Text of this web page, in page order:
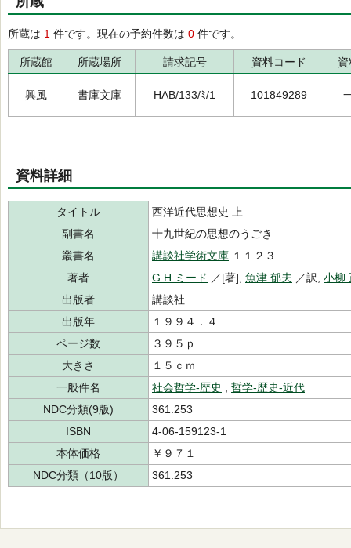
所蔵は 1 件です。現在の予約件数は 0 件です。
所蔵館 所蔵場所 請求記号 資料コード
興風 書庫文庫 HAB/133/ﾐ/1 101849289
資料詳細
タイトル
西洋近代思想史 上
副書名
十九世紀の思想のうごき
叢書名
講談社学術文庫 １１２３
著者
G.H.ミード ／[著], 魚津 郁夫 ／訳, 小柳
出版者
講談社
出版年
１９９４．４
ページ数
３９５ｐ
大きさ
１５ｃｍ
一般件名
社会哲学-歴史
哲学-歴史-近代
NDC分類(9版)
361.253
ISBN
4-06-159123-1
本体価格
￥９７１
NDC分類（10版）
361.253